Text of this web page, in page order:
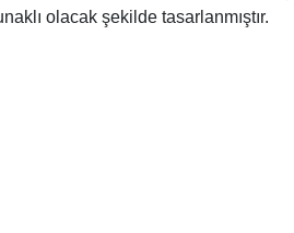
olacak şekilde tasarlanmıştır.